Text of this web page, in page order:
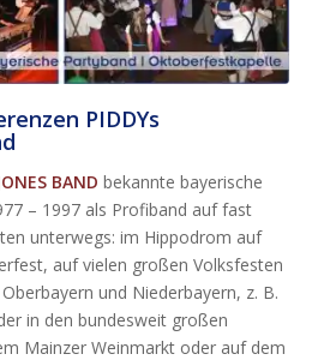
PIDDYs
BAND bekannte bayerische
– 1997 als Profiband auf fast
unterwegs: im Hippodrom auf
auf vielen großen Volksfesten
und Niederbayern, z. B.
in den bundesweit großen
Mainzer Weinmarkt oder auf dem